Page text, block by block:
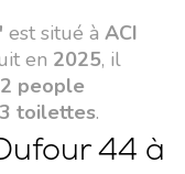
est situé à ACI
en 2025, il
people
3 toilettes.
44 à